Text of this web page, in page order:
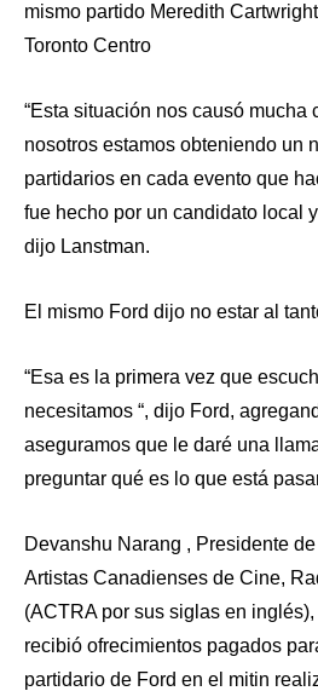
mismo partido Meredith
Toronto Centro
“Esta situación nos causó mucha
nosotros estamos obteniendo un
partidarios en cada evento que
fue hecho por un candidato local
dijo Lanstman.
El mismo Ford dijo no estar al
“Esa es la primera vez que
necesitamos “, dijo Ford,
aseguramos que le daré una
preguntar qué es lo que está
Devanshu Narang , Presidente
Artistas Canadienses de Cine,
(ACTRA por sus siglas en
recibió ofrecimientos pagados
partidario de Ford en el mitin